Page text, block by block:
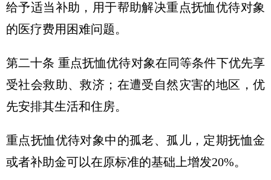
给予适当补助，用于帮助解决重点抚恤优待对象
的医疗费用困难问题。
第二十条 重点抚恤优待对象在同等条件下优先享
受社会救助、救济；在遭受自然灾害的地区，优
先安排其生活和住房。
重点抚恤优待对象中的孤老、孤儿，定期抚恤金
或者补助金可以在原标准的基础上增发20%。